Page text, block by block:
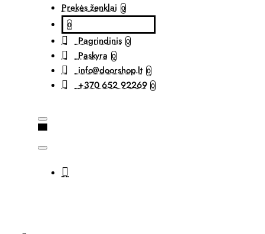
Prekės ženklai 0
0
Pagrindinis 0
Paskyra 0
info@doorshop.lt 0
+370 652 92269 0